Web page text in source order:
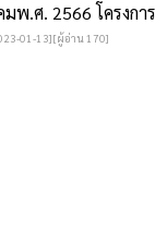
พ.ศ. 2566 โครงการ
01-13][ผู้อ่าน 170]